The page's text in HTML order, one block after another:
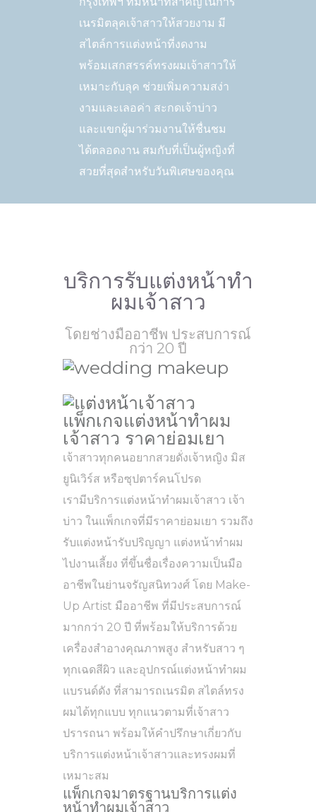
เนรมิตลุคเจ้าสาวให้สวยงาม มี
สไตล์การแต่งหน้าที่งดงาม
พร้อมเสกสรรค์ทรงผมเจ้าสาวให้
เหมาะกับลุค ช่วยเพิ่มความสง่า
งามและเลอค่า สะกดเจ้าบ่าว
และแขกผู้มาร่วมงานให้ชื่นชม
ได้ตลอดงาน สมกับที่เป็นผู้หญิงที่
สวยที่สุดสำหรับวันพิเศษของคุณ
บริการรับแต่งหน้าทำ
ผมเจ้าสาว
โดยช่างมืออาชีพ ประสบการณ์
กว่า 20 ปี
แพ็กเกจแต่งหน้าทำผม
เจ้าสาว ราคาย่อมเยา
เจ้าสาวทุกคนอยากสวยดั่งเจ้าหญิง มิส
ยูนิเวิร์ส หรือซุปตาร์คนโปรด
เรามีบริการแต่งหน้าทำผมเจ้าสาว เจ้า
บ่าว ในแพ็กเกจที่มีราคาย่อมเยา รวมถึง
รับแต่งหน้ารับปริญญา แต่งหน้าทำผม
ไปงานเลี้ยง ที่ขึ้นชื่อเรื่องความเป็นมือ
อาชีพในย่านจรัญสนิทวงศ์ โดย Make-
Up Artist มืออาชีพ ที่มีประสบการณ์
มากกว่า 20 ปี ที่พร้อมให้บริการด้วย
เครื่องสำอางคุณภาพสูง สำหรับสาว ๆ
ทุกเฉดสีผิว และอุปกรณ์แต่งหน้าทำผม
แบรนด์ดัง ที่สามารถเนรมิต สไตล์ทรง
ผมได้ทุกแบบ ทุกแนวตามที่เจ้าสาว
ปรารถนา พร้อมให้คำปรึกษาเกี่ยวกับ
บริการแต่งหน้าเจ้าสาวและทรงผมที่
เหมาะสม
แพ็กเกจมาตรฐานบริการแต่ง
หน้าทำผมเจ้าสาว